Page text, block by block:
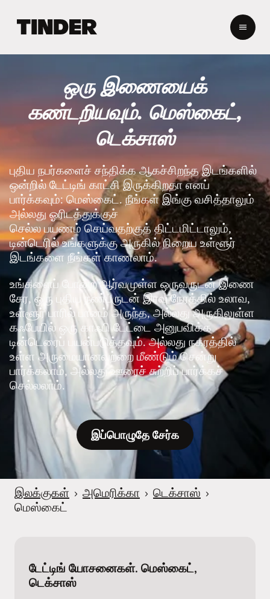
ஹோ
ம்
ஒரு இணையைக்
கண்டறியவும். மெஸ்கைட்,
டெக்சாஸ்
புதிய நபர்களைச் சந்திக்க ஆகச்சிறந்த இடங்களில்
ஒன்றில் டேட்டிங் காட்சி இருக்கிறதா எனப்
பார்க்கவும்: மெஸ்கைட். நீங்கள் இங்கு வசித்தாலும்
அல்லது ஓரிடத்துக்குச்
செல்ல பயணம் செய்வதற்குத் திட்டமிட்டாலும்,
டின்டெரில் உங்களுக்கு அருகில் நிறைய உள்ளூர்
இடங்களை நீங்கள் காணலாம்.
உங்களைப் போன்ற ஆர்வமுள்ள ஒருவருடன் இணை
சேர, ஒரு புதிய நண்பருடன் இரவு நேரத்தில் உலாவ,
உள்ளூர் பாரில் பானம் அருந்த, அல்லது அருகிலுள்ள
கஃபேயில் ஒரு காஃபி டேட்டை அனுபவிக்க
டின்டெரைப் பயன்படுத்தவும். அல்லது நகரத்தில்
உள்ள அருமையானவற்றை மீண்டும் சென்று
பார்க்கலாம், அல்லது ஊரைச் சுற்றிப் பார்க்கச்
செல்லலாம்.
இப்பொழுதே சேர்க
இலக்குகள் › அமெரிக்கா › டெக்சாஸ் ›
மெஸ்கைட்
டேட்டிங் யோசனைகள். மெஸ்கைட்,
டெக்சாஸ்